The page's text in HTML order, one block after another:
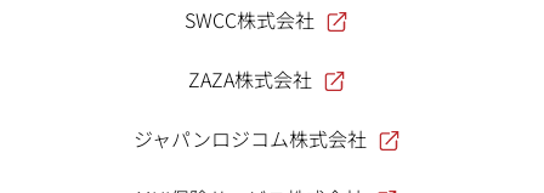
SWCC株式会社
ZAZA株式会社
ジャパンロジコム株式会社